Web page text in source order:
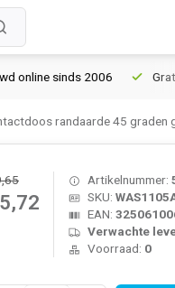
sinds 2006 Gratis
randaarde 45
Artikelnummer:
SKU:
EAN:
Verwachte
Voorraad: 0